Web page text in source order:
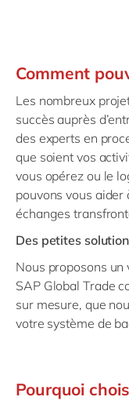
Comment
Les nombreux
succès auprès
des experts en
que soient vos
vous opérez ou le
pouvons vous
échanges
Des petites
Nous proposons
SAP Global Trade
sur mesure, que
votre système de
Pourquoi